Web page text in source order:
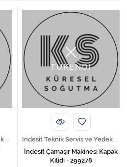
Vestel Teknik Servis ve Yedek Parça Hizmetleri
TÜKENDİ
Indesit Teknik Servis ve Yedek Parça Hizmetleri
İndesit Çamaşır Makinesi Kapak
Kilidi - 299278